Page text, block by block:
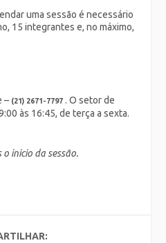
uma sessão é necessário
15 integrantes e, no máximo,
– (21) 2671-7797 . O setor de
às 16:45, de terça a sexta.
inicio da sessão.